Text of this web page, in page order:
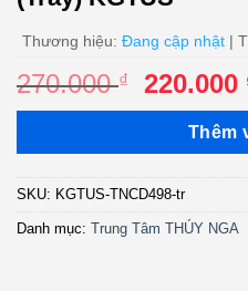
Thương hiệu: Đang cập nhật |
270.000₫
Giá
gốc
270.000
220.000
Thêm
SKU: KGTUS-TNCD498-tr
Danh mục: Trung Tâm THÚY NGA